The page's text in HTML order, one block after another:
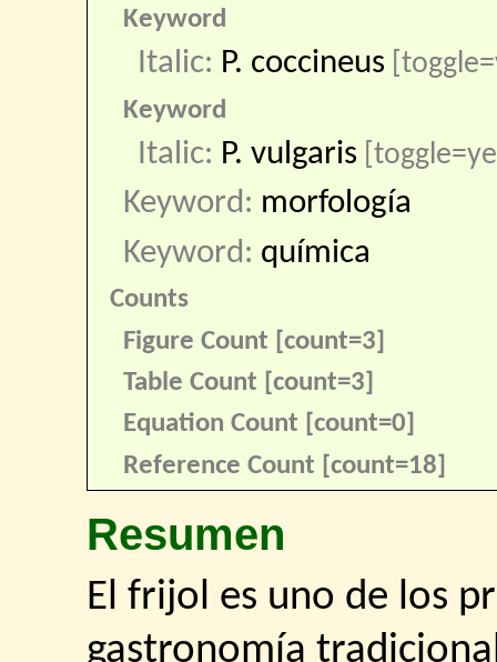
Keyword
Italic: P. coccineus
Keyword
Italic: P. vulgaris
Keyword: morfología
Keyword: química
Counts
Figure Count [count=3]
Table Count [count=3]
Equation Count [count=0]
Reference Count [count=18]
Resumen
El frijol es uno de los
gastronomía